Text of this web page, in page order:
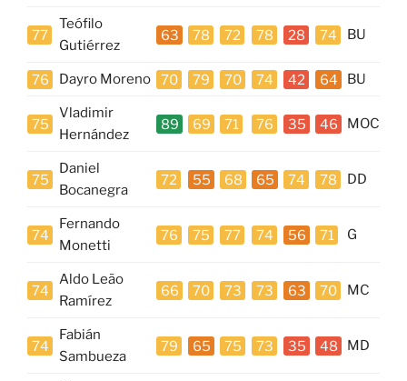
77
Teófilo
Gutiérrez
63 78 72 78 28 74 BU
76 Dayro Moreno 70 79 70 74 42 64 BU
75
Vladimir
Hernández
89 69 71 76 35 46 MOC
75
Daniel
Bocanegra
72 55 68 65 74 78 DD
74
Fernando
Monetti
76 75 77 74 56 71 G
74
Aldo Leão
Ramírez
66 70 73 73 63 70 MC
74
Fabián
Sambueza
79 65 75 73 35 48 MD